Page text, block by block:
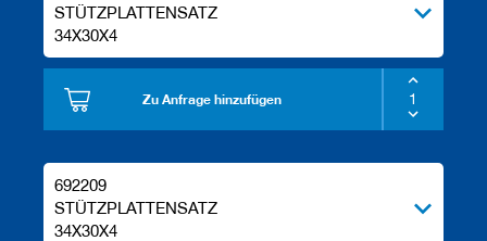
STÜTZPLATTENSATZ
34X30X4
Zu Anfrage hinzufügen
692209
STÜTZPLATTENSATZ
34X30X4